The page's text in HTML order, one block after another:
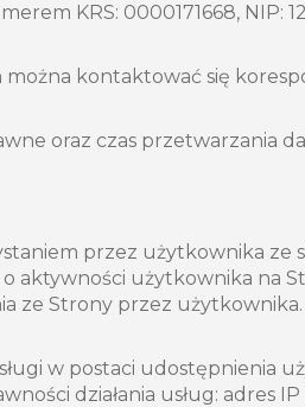
KRS: 0000171668, NIP:
kontaktować się
oraz czas przetwarzania
przez użytkownika ze
aktywności użytkownika na
ze Strony przez użytkownika.
w postaci udostępnienia
działania usług: